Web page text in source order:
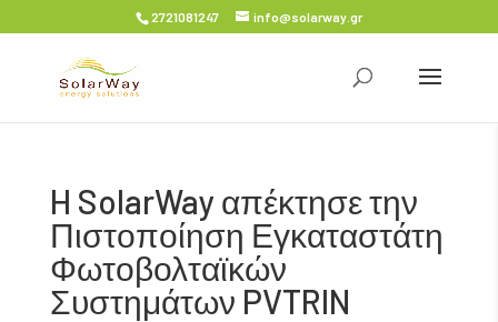
2721081247 info@solarway.gr
H SolarWay απέκτησε την
Πιστοποίηση Εγκαταστάτη
Φωτοβολταϊκών
Συστημάτων PVTRIN